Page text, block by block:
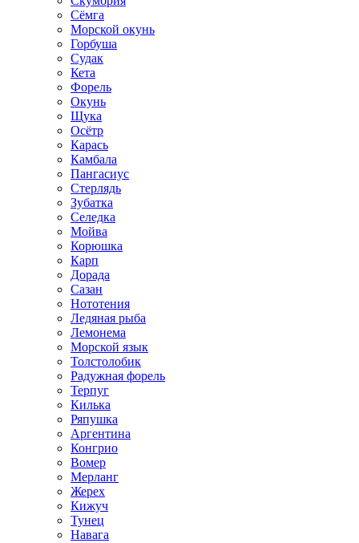
Сёмга
Морской окунь
Горбуша
Судак
Кета
Форель
Окунь
Щука
Осётр
Карась
Камбала
Пангасиус
Стерлядь
Зубатка
Селедка
Мойва
Корюшка
Карп
Дорада
Сазан
Нототения
Ледяная рыба
Лемонема
Морской язык
Толстолобик
Радужная форель
Терпуг
Килька
Ряпушка
Аргентина
Конгрио
Вомер
Мерланг
Жерех
Кижуч
Тунец
Навага